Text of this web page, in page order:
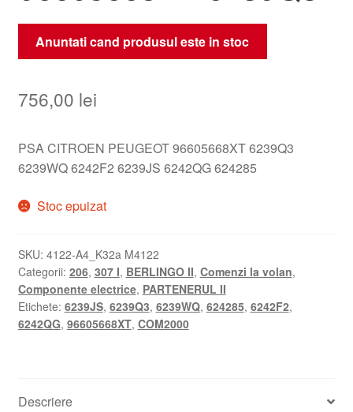
Anuntati cand produsul este in stoc
756,00 lei
PSA CITROEN PEUGEOT 96605668XT 6239Q3
6239WQ 6242F2 6239JS 6242QG 624285
Stoc epuizat
SKU: 4122-A4_K32a M4122
Categorii: 206, 307 I, BERLINGO II, Comenzi la volan,
Componente electrice, PARTENERUL II
Etichete: 6239JS, 6239Q3, 6239WQ, 624285, 6242F2,
6242QG, 96605668XT, COM2000
Descriere